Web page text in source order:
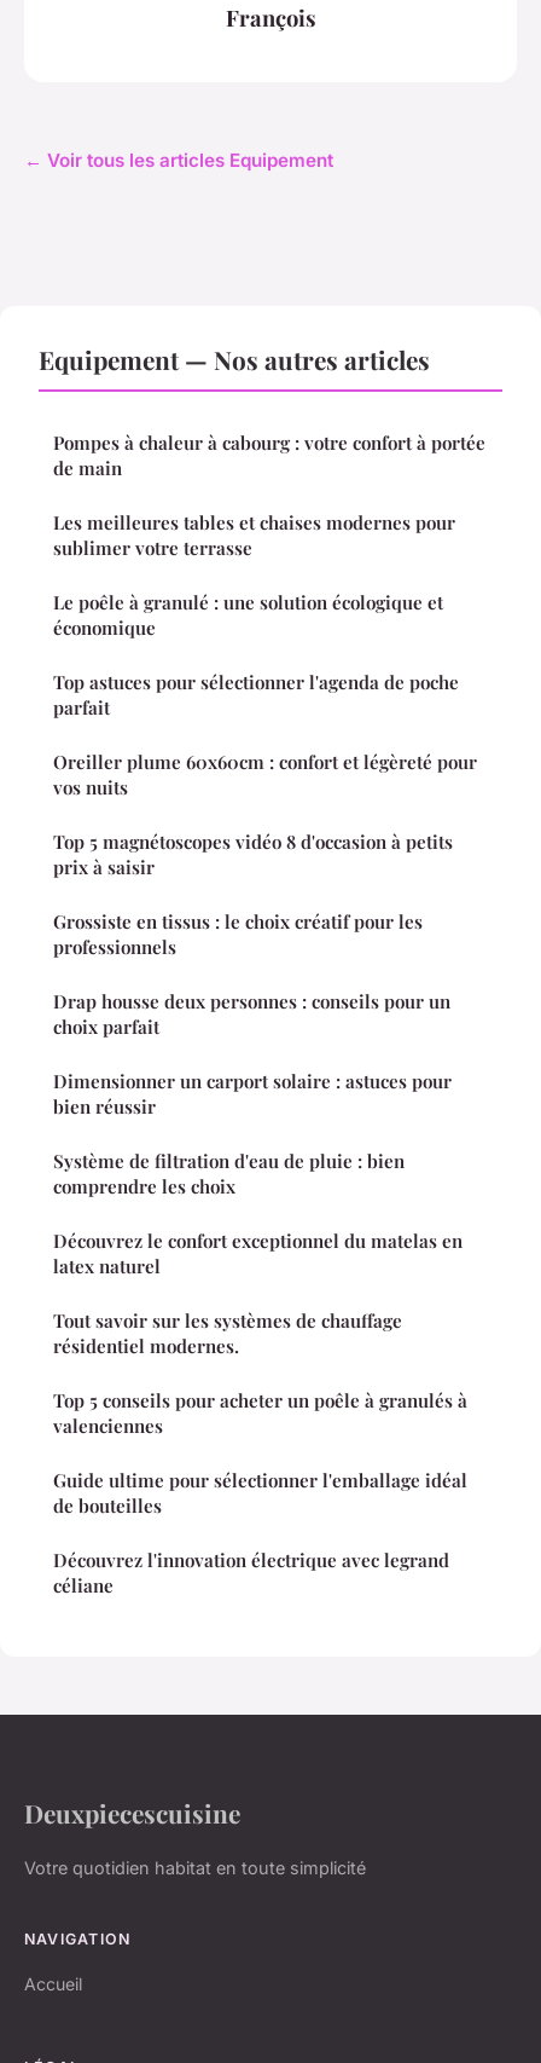
François
← Voir tous les articles Equipement
Equipement — Nos autres articles
Pompes à chaleur à cabourg : votre confort à portée
de main
Les meilleures tables et chaises modernes pour
sublimer votre terrasse
Le poêle à granulé : une solution écologique et
économique
Top astuces pour sélectionner l'agenda de poche
parfait
Oreiller plume 60x60cm : confort et légèreté pour
vos nuits
Top 5 magnétoscopes vidéo 8 d'occasion à petits
prix à saisir
Grossiste en tissus : le choix créatif pour les
professionnels
Drap housse deux personnes : conseils pour un
choix parfait
Dimensionner un carport solaire : astuces pour
bien réussir
Système de filtration d'eau de pluie : bien
comprendre les choix
Découvrez le confort exceptionnel du matelas en
latex naturel
Tout savoir sur les systèmes de chauffage
résidentiel modernes.
Top 5 conseils pour acheter un poêle à granulés à
valenciennes
Guide ultime pour sélectionner l'emballage idéal
de bouteilles
Découvrez l'innovation électrique avec legrand
céliane
Deuxpiecescuisine
Votre quotidien habitat en toute simplicité
NAVIGATION
Accueil